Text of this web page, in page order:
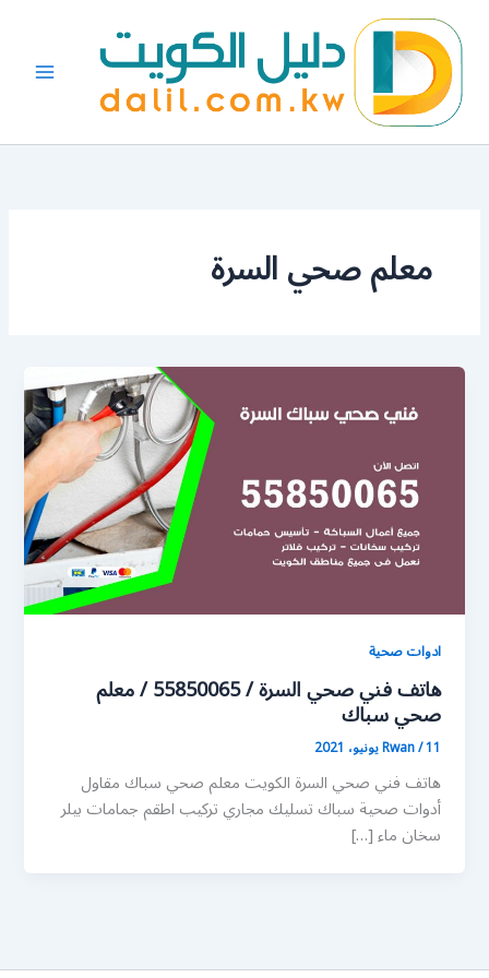
المحتوى
معلم صحي السرة
ادوات صحية
هاتف فني صحي السرة / 55850065 / معلم
صحي سباك
Rwan/11 يونيو، 2021
هاتف فني صحي السرة الكويت معلم صحي سباك مقاول
أدوات صحية سباك تسليك مجاري تركيب اطقم جمامات بيلر
سخان ماء […]